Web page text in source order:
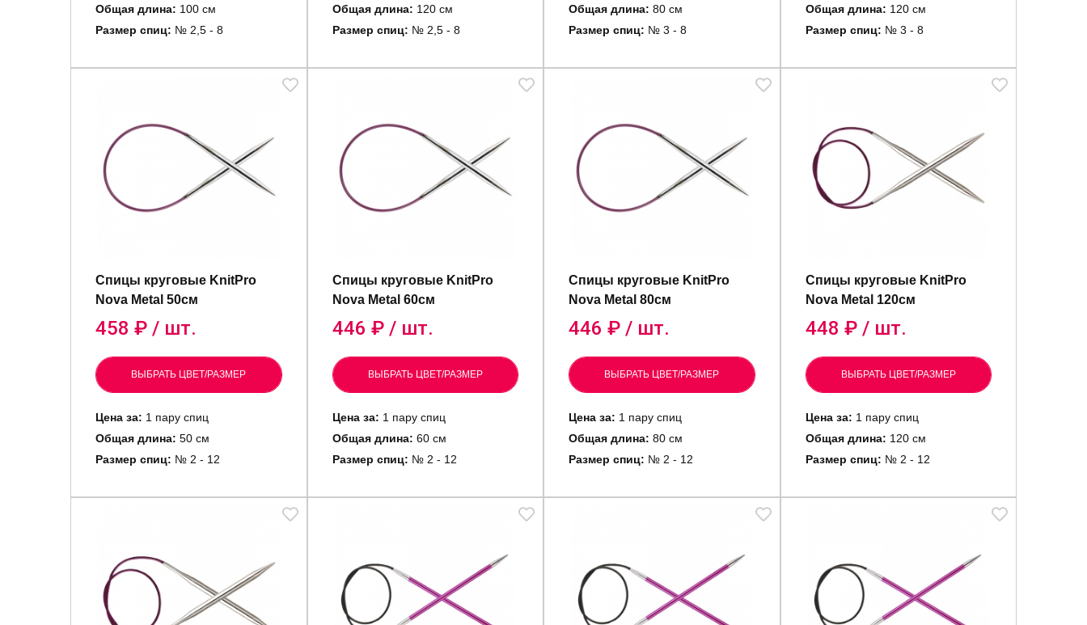
Общая длина: 100 см
Размер спиц: № 2,5 - 8
Общая длина: 120 см
Размер спиц: № 2,5 - 8
Общая длина: 80 см
Размер спиц: № 3 - 8
Общая длина: 120 см
Размер спиц: № 3 - 8
Спицы круговые KnitPro
Nova Metal 50см
458 ₽ / шт.
ВЫБРАТЬ ЦВЕТ/РАЗМЕР
Цена за: 1 пару спиц
Общая длина: 50 см
Размер спиц: № 2 - 12
Спицы круговые KnitPro
Nova Metal 60см
446 ₽ / шт.
ВЫБРАТЬ ЦВЕТ/РАЗМЕР
Цена за: 1 пару спиц
Общая длина: 60 см
Размер спиц: № 2 - 12
Спицы круговые KnitPro
Nova Metal 80см
446 ₽ / шт.
ВЫБРАТЬ ЦВЕТ/РАЗМЕР
Цена за: 1 пару спиц
Общая длина: 80 см
Размер спиц: № 2 - 12
Спицы круговые KnitPro
Nova Metal 120см
448 ₽ / шт.
ВЫБРАТЬ ЦВЕТ/РАЗМЕР
Цена за: 1 пару спиц
Общая длина: 120 см
Размер спиц: № 2 - 12